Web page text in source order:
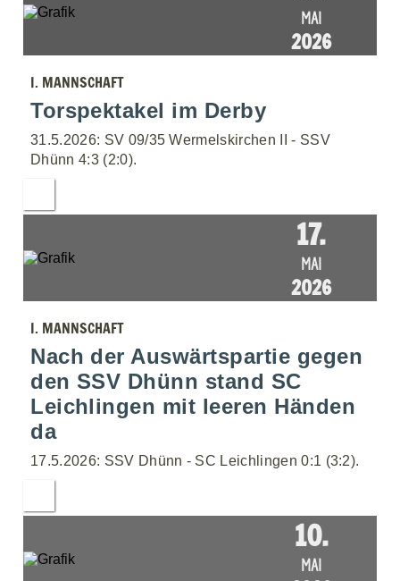
MAI
2026
I. MANNSCHAFT
Torspektakel im Derby
31.5.2026: SV 09/35 Wermelskirchen II - SSV
Dhünn 4:3 (2:0).
17.
MAI
2026
I. MANNSCHAFT
Nach der Auswärtspartie gegen
den SSV Dhünn stand SC
Leichlingen mit leeren Händen
da
17.5.2026: SSV Dhünn - SC Leichlingen 0:1 (3:2).
10.
MAI